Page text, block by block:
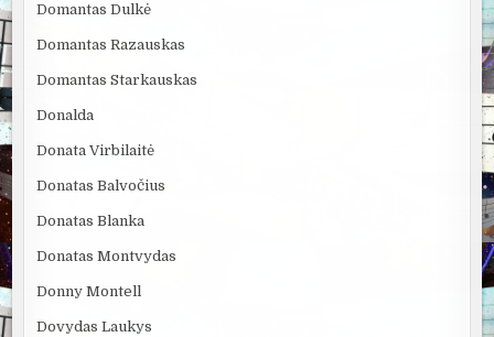
Domantas Dulkė
Domantas Razauskas
Domantas Starkauskas
Donalda
Donata Virbilaitė
Donatas Balvočius
Donatas Blanka
Donatas Montvydas
Donny Montell
Dovydas Laukys